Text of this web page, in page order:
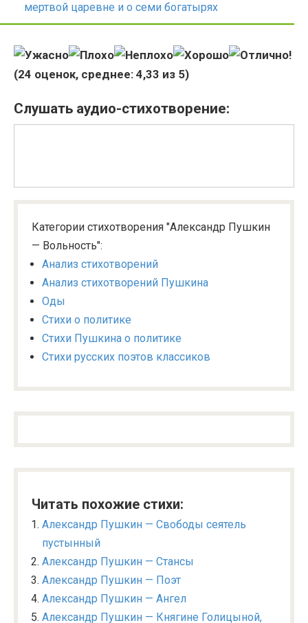
мертвой царевне и о семи богатырях
(24 оценок, среднее: 4,33 из 5)
Слушать аудио-стихотворение:
Категории стихотворения "Александр Пушкин
— Вольность":
Анализ стихотворений
Анализ стихотворений Пушкина
Оды
Стихи о политике
Стихи Пушкина о политике
Стихи русских поэтов классиков
Читать похожие стихи:
Александр Пушкин — Свободы сеятель
пустынный
Александр Пушкин — Стансы
Александр Пушкин — Поэт
Александр Пушкин — Ангел
Александр Пушкин — Княгине Голицыной,